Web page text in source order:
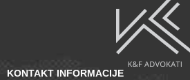
KONTAKT INFORMACIJE